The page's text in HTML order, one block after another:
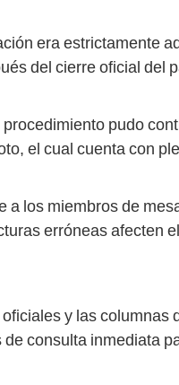
era estrictamente
del cierre oficial del
pudo
el cual cuenta con
a los miembros de
erróneas afecten
y las columnas
consulta inmediata